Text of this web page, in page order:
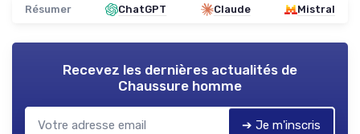
Résumer ChatGPT Claude Mistral
Recevez les dernières actualités de
Chaussure homme
➔ Je m'inscris